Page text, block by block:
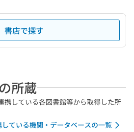
書店で探す
所蔵
携している各図書館等から取得した所
している機関・データベースの一覧